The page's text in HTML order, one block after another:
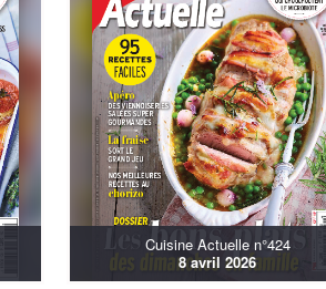
Cuisine Actuelle n°424
8 avril 2026